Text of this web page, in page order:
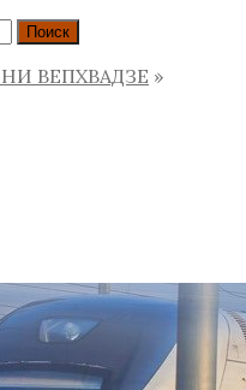
ВЕПХВАДЗЕ »